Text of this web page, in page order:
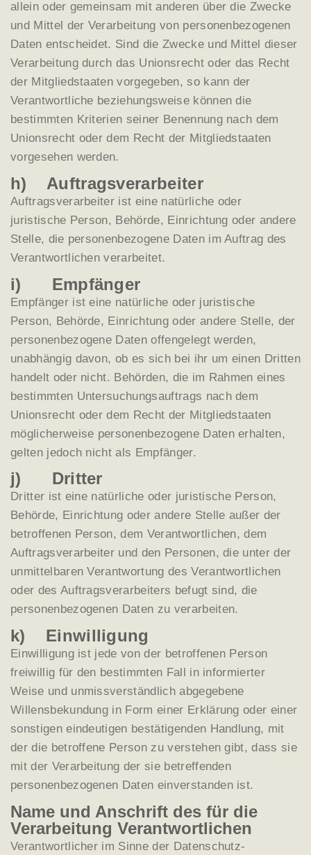
allein oder gemeinsam mit anderen über die Zwecke
und Mittel der Verarbeitung von personenbezogenen
Daten entscheidet. Sind die Zwecke und Mittel dieser
Verarbeitung durch das Unionsrecht oder das Recht
der Mitgliedstaaten vorgegeben, so kann der
Verantwortliche beziehungsweise können die
bestimmten Kriterien seiner Benennung nach dem
Unionsrecht oder dem Recht der Mitgliedstaaten
vorgesehen werden.
h) Auftragsverarbeiter
Auftragsverarbeiter ist eine natürliche oder
juristische Person, Behörde, Einrichtung oder andere
Stelle, die personenbezogene Daten im Auftrag des
Verantwortlichen verarbeitet.
i) Empfänger
Empfänger ist eine natürliche oder juristische
Person, Behörde, Einrichtung oder andere Stelle, der
personenbezogene Daten offengelegt werden,
unabhängig davon, ob es sich bei ihr um einen Dritten
handelt oder nicht. Behörden, die im Rahmen eines
bestimmten Untersuchungsauftrags nach dem
Unionsrecht oder dem Recht der Mitgliedstaaten
möglicherweise personenbezogene Daten erhalten,
gelten jedoch nicht als Empfänger.
j) Dritter
Dritter ist eine natürliche oder juristische Person,
Behörde, Einrichtung oder andere Stelle außer der
betroffenen Person, dem Verantwortlichen, dem
Auftragsverarbeiter und den Personen, die unter der
unmittelbaren Verantwortung des Verantwortlichen
oder des Auftragsverarbeiters befugt sind, die
personenbezogenen Daten zu verarbeiten.
k) Einwilligung
Einwilligung ist jede von der betroffenen Person
freiwillig für den bestimmten Fall in informierter
Weise und unmissverständlich abgegebene
Willensbekundung in Form einer Erklärung oder einer
sonstigen eindeutigen bestätigenden Handlung, mit
der die betroffene Person zu verstehen gibt, dass sie
mit der Verarbeitung der sie betreffenden
personenbezogenen Daten einverstanden ist.
Name und Anschrift des für die
Verarbeitung Verantwortlichen
Verantwortlicher im Sinne der Datenschutz-